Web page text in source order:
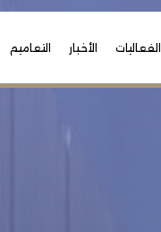
الفعاليات الأخبار التعاميم